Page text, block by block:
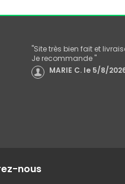
"Site très bien fait et
Je recommande "
MARIE C. le 5/8/
nous